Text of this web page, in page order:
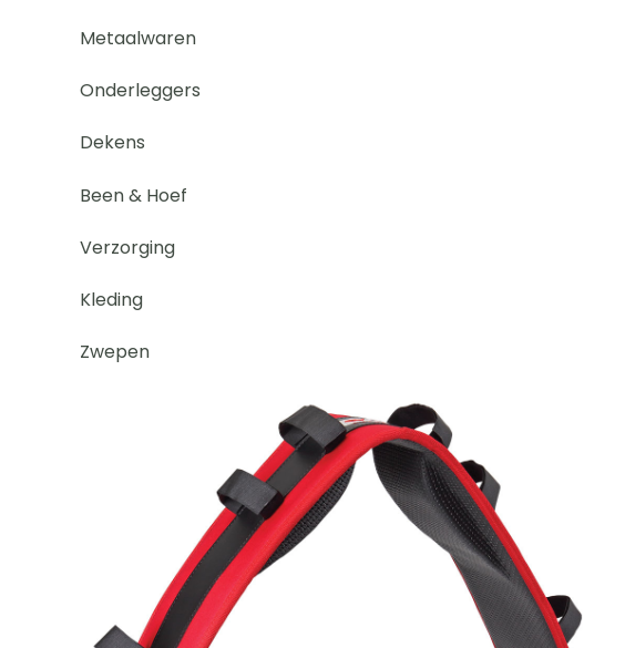
Metaalwaren
Onderleggers
Dekens
Been & Hoef
Verzorging
Kleding
Zwepen